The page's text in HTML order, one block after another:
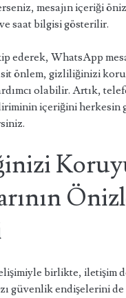
mesajın içeriği
saat bilgisi gösterilir.
ederek, WhatsApp
önlem, gizliliğinizi
olabilir. Artık,
içeriğini herkesin
birlikte, iletişim
güvenlik endişelerini